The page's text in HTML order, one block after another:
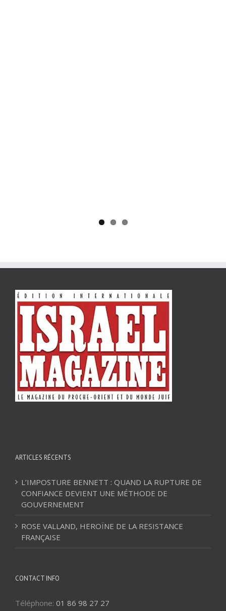
ARTICLES RÉCENTS
L’IMPOSTURE BENNETT : QUAND LA RUPTURE DE
CONFIANCE DEVIENT UNE MÉTHODE DE
GOUVERNEMENT
ROSE VALLAND, HEROÏNE DE LA RESISTANCE
FRANÇAISE
CONTACT INFO
Téléphone: 01 86 98 27 27